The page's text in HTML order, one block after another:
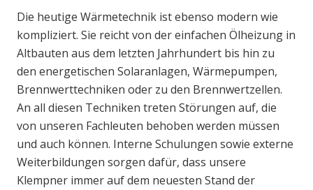
Die heutige Wärmetechnik ist ebenso modern wie
kompliziert. Sie reicht von der einfachen Ölheizung in
Altbauten aus dem letzten Jahrhundert bis hin zu
den energetischen Solaranlagen, Wärmepumpen,
Brennwerttechniken oder zu den Brennwertzellen.
An all diesen Techniken treten Störungen auf, die
von unseren Fachleuten behoben werden müssen
und auch können. Interne Schulungen sowie externe
Weiterbildungen sorgen dafür, dass unsere
Klempner immer auf dem neuesten Stand der